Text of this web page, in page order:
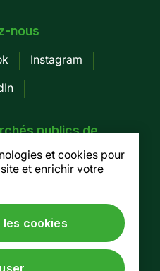
nous
Instagram
publics de
Montréal (Québec)
: 514 937-7688
de Montréal, 2026
et cookies pour
et enrichir votre
les cookies